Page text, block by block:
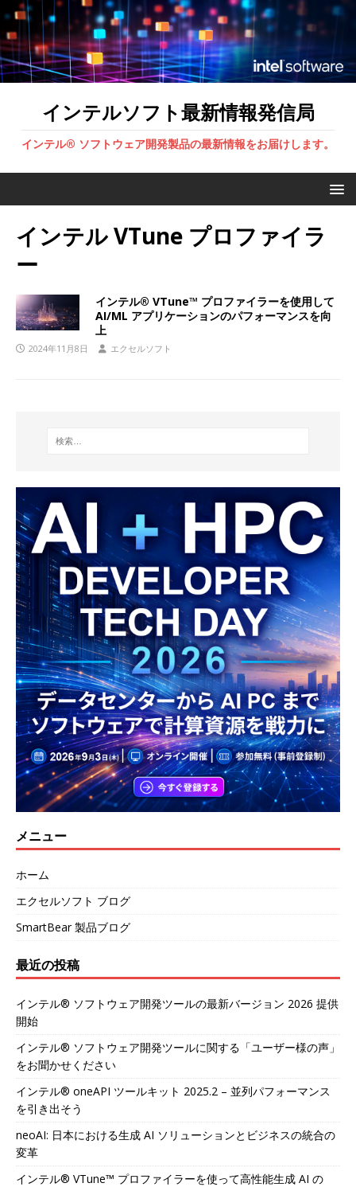
インテルソフト最新情報発信局
インテル® ソフトウェア開発製品の最新情報をお届けします。
インテル VTune プロファイラ
ー
インテル® VTune™ プロファイラーを使用して
AI/ML アプリケーションのパフォーマンスを向
上
2024年11月8日 エクセルソフト
メニュー
ホーム
エクセルソフト ブログ
SmartBear 製品ブログ
最近の投稿
インテル® ソフトウェア開発ツールの最新バージョン 2026 提供
開始
インテル® ソフトウェア開発ツールに関する「ユーザー様の声」
をお聞かせください
インテル® oneAPI ツールキット 2025.2 – 並列パフォーマンス
を引き出そう
neoAI: 日本における生成 AI ソリューションとビジネスの統合の
変革
インテル® VTune™ プロファイラーを使って高性能生成 AI の